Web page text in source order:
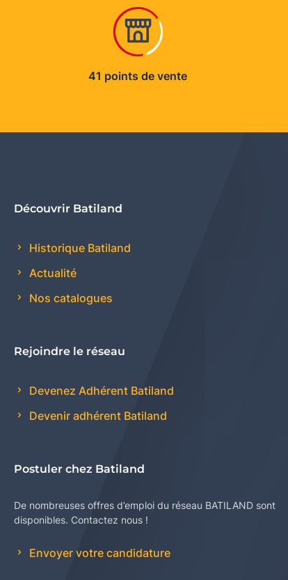
41 points de vente
Découvrir Batiland
Historique Batiland
Actualité
Nos catalogues
Rejoindre le réseau
Devenez Adhérent Batiland
Devenir adhérent Batiland
Postuler chez Batiland
De nombreuses offres d’emploi du réseau BATILAND sont
disponibles. Contactez nous !
Envoyer votre candidature